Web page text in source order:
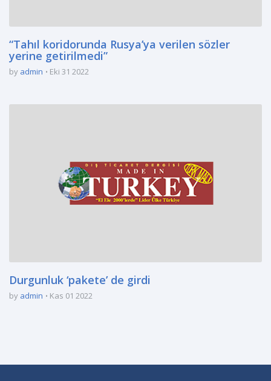
“Tahıl koridorunda Rusya’ya verilen sözler
yerine getirilmedi”
by admin Eki 31 2022
Durgunluk ‘pakete’ de girdi
by admin Kas 01 2022